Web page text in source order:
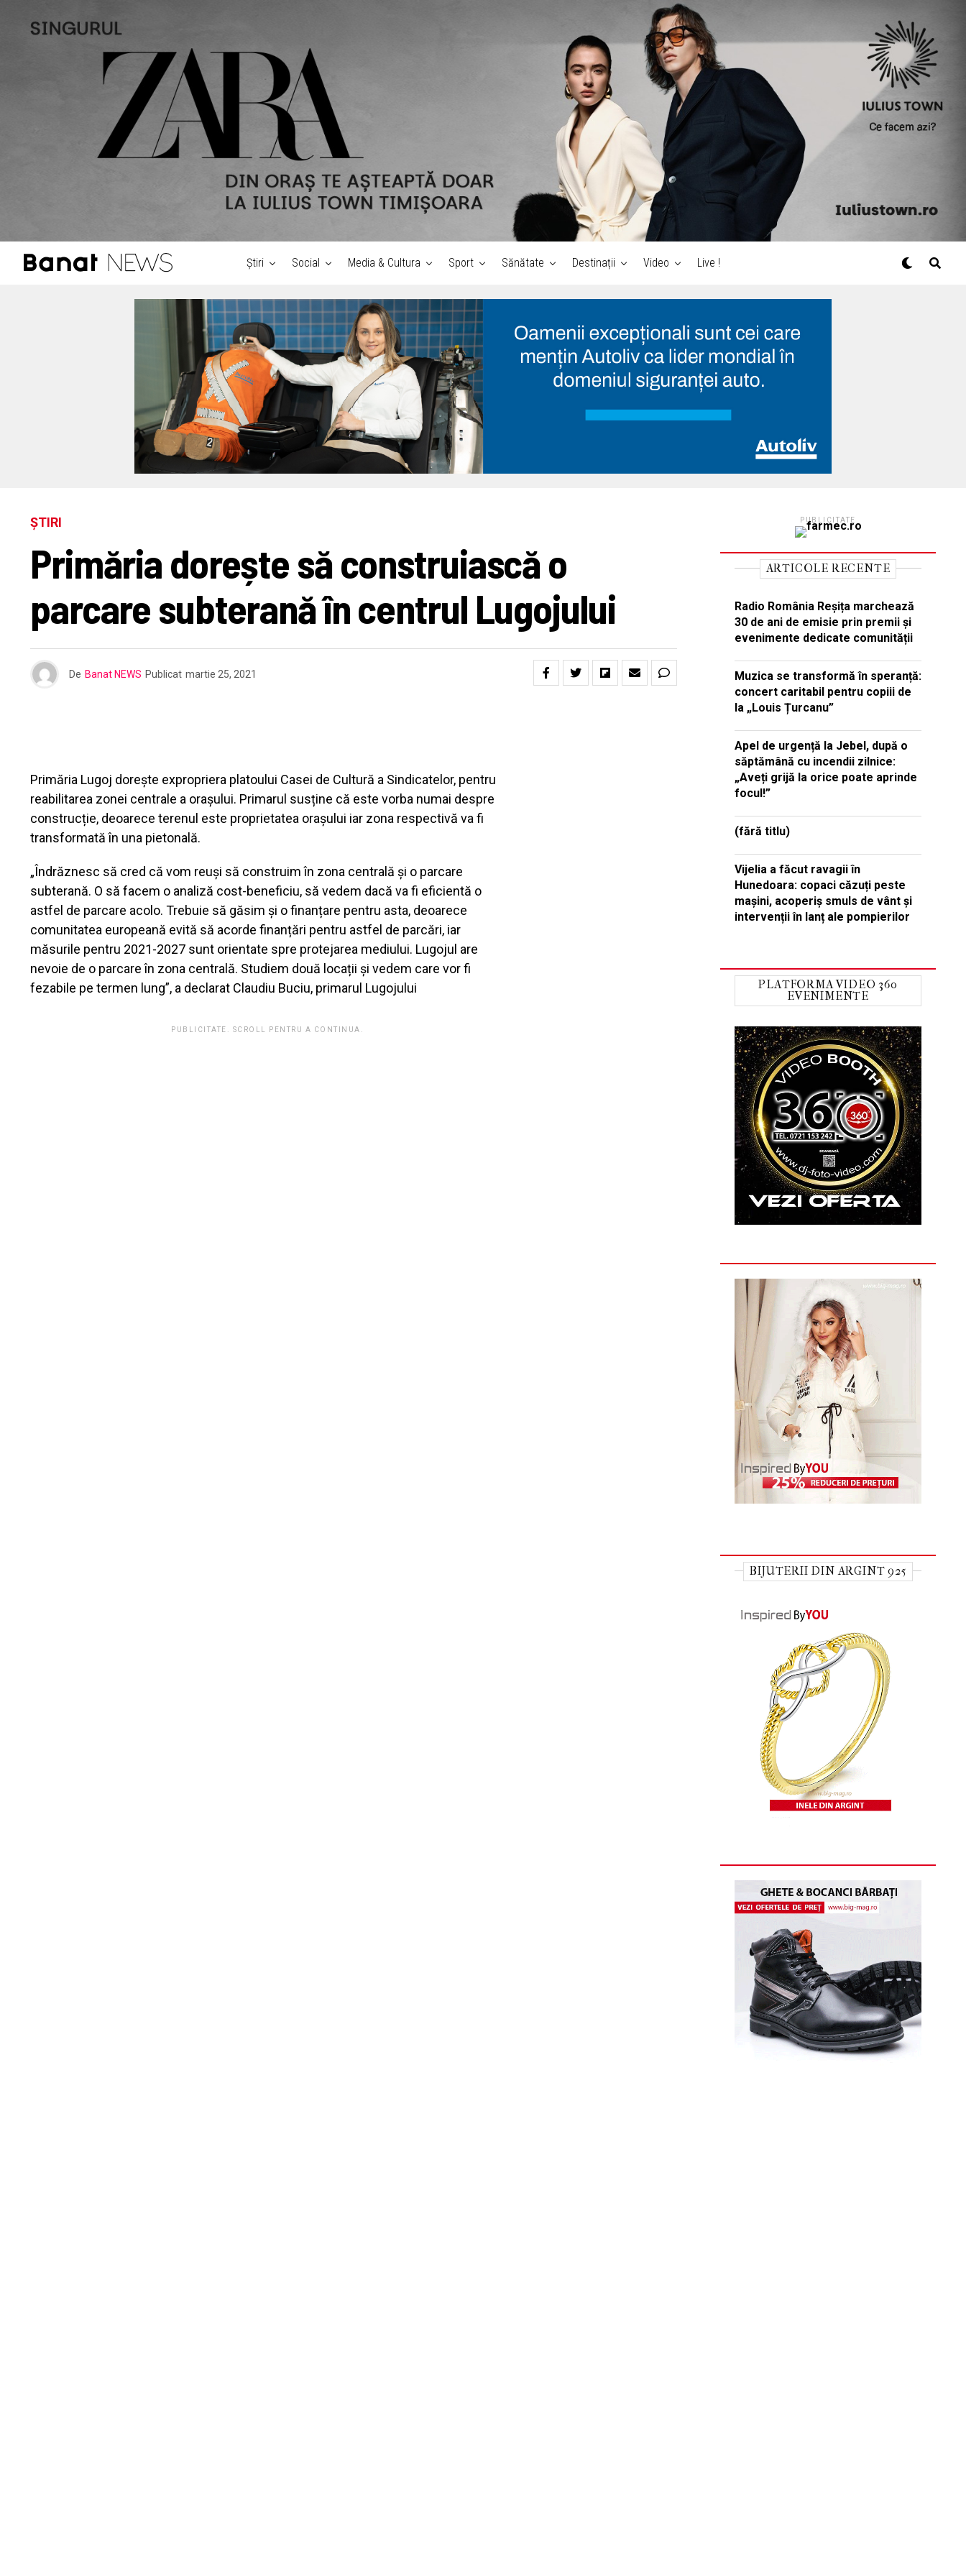
Știri Social Media & Cultura Sport Sănătate Destinații Video Live !
ȘTIRI
Primăria dorește să construiască o
parcare subterană în centrul Lugojului
De Banat NEWS Publicat martie 25, 2021
Primăria Lugoj dorește expropriera platoului Casei de Cultură a Sindicatelor, pentru
reabilitarea zonei centrale a orașului. Primarul susține că este vorba numai despre
construcție, deoarece terenul este proprietatea orașului iar zona respectivă va fi
transformată în una pietonală.
„Îndrăznesc să cred că vom reuși să construim în zona centrală și o parcare
subterană. O să facem o analiză cost-beneficiu, să vedem dacă va fi eficientă o
astfel de parcare acolo. Trebuie să găsim și o finanțare pentru asta, deoarece
comunitatea europeană evită să acorde finanțări pentru astfel de parcări, iar
măsurile pentru 2021-2027 sunt orientate spre protejarea mediului. Lugojul are
nevoie de o parcare în zona centrală. Studiem două locații și vedem care vor fi
fezabile pe termen lung”, a declarat Claudiu Buciu, primarul Lugojului
PUBLICITATE. SCROLL PENTRU A CONTINUA.
PUBLICITATE
ARTICOLE RECENTE
Radio România Reșița marchează
30 de ani de emisie prin premii și
evenimente dedicate comunității
Muzica se transformă în speranță:
concert caritabil pentru copiii de
la „Louis Țurcanu”
Apel de urgență la Jebel, după o
săptămână cu incendii zilnice:
„Aveți grijă la orice poate aprinde
focul!”
(fără titlu)
Vijelia a făcut ravagii în
Hunedoara: copaci căzuți peste
mașini, acoperiș smuls de vânt și
intervenții în lanț ale pompierilor
PLATFORMA VIDEO 360
EVENIMENTE
BIJUTERII DIN ARGINT 925